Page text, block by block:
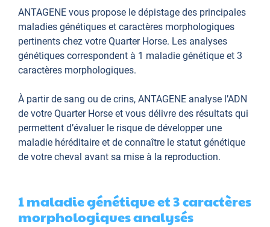
ANTAGENE vous propose le dépistage des principales
maladies génétiques et caractères morphologiques
pertinents chez votre Quarter Horse. Les analyses
génétiques correspondent à 1 maladie génétique et 3
caractères morphologiques.
À partir de sang ou de crins, ANTAGENE analyse l’ADN
de votre Quarter Horse et vous délivre des résultats qui
permettent d’évaluer le risque de développer une
maladie héréditaire et de connaître le statut génétique
de votre cheval avant sa mise à la reproduction.
1 maladie génétique et 3 caractères
morphologiques analysés